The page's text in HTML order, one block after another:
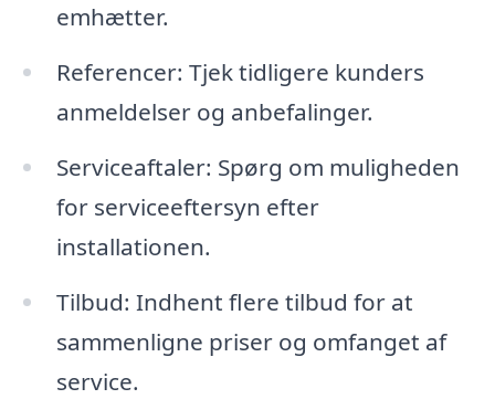
emhætter.
Referencer: Tjek tidligere kunders
anmeldelser og anbefalinger.
Serviceaftaler: Spørg om muligheden
for serviceeftersyn efter
installationen.
Tilbud: Indhent flere tilbud for at
sammenligne priser og omfanget af
service.